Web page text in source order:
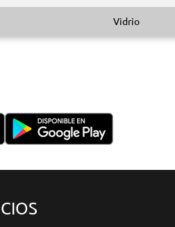
Vidrio